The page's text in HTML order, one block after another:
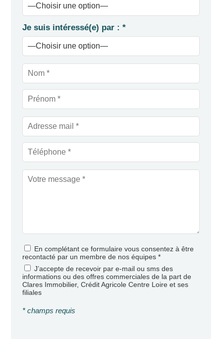
Je suis intéressé(e) par : *
En complétant ce formulaire vous consentez à être
recontacté par un membre de nos équipes *
J’accepte de recevoir par e-mail ou sms des
informations ou des offres commerciales de la part de
Clares Immobilier, Crédit Agricole Centre Loire et ses
filiales
* champs requis